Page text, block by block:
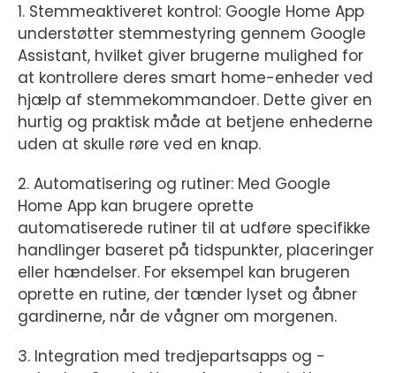
1. Stemmeaktiveret kontrol: Google Home App
understøtter stemmestyring gennem Google
Assistant, hvilket giver brugerne mulighed for
at kontrollere deres smart home-enheder ved
hjælp af stemmekommandoer. Dette giver en
hurtig og praktisk måde at betjene enhederne
uden at skulle røre ved en knap.
2. Automatisering og rutiner: Med Google
Home App kan brugere oprette
automatiserede rutiner til at udføre specifikke
handlinger baseret på tidspunkter, placeringer
eller hændelser. For eksempel kan brugeren
oprette en rutine, der tænder lyset og åbner
gardinerne, når de vågner om morgenen.
3. Integration med tredjepartsapps og -